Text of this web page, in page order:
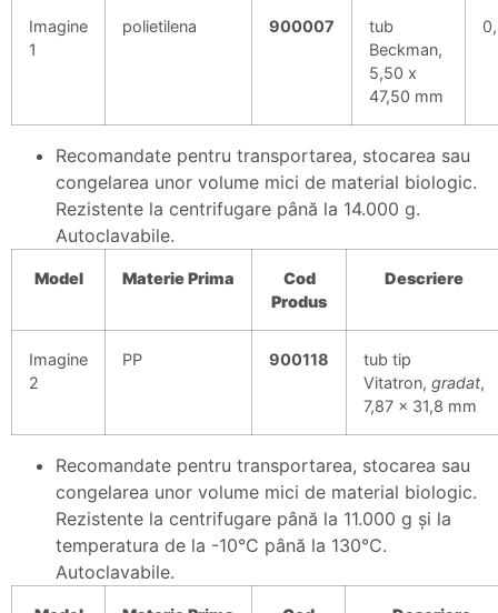
Imagine
1
polietilena 900007
tub
Beckman,
5,50 x
47,50 mm
Recomandate pentru transportarea, stocarea sau
congelarea unor volume mici de material biologic.
Rezistente la centrifugare până la 14.000 g.
Autoclavabile.
Model MateriePrima
Cod
Produs
Descriere
Imagine
2
PP 900118
tub tip
Vitatron, gradat,
7,87 x 31,8 mm
Recomandate pentru transportarea, stocarea sau
congelarea unor volume mici de material biologic.
Rezistente la centrifugare până la 11.000 g şi la
temperatura de la -10°C până la 130°C.
Autoclavabile.